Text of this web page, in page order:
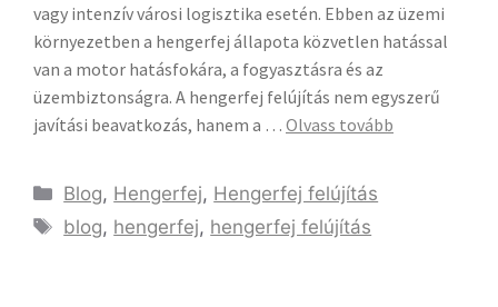
vagy intenzív városi logisztika esetén. Ebben az üzemi
környezetben a hengerfej állapota közvetlen hatással
van a motor hatásfokára, a fogyasztásra és az
üzembiztonságra. A hengerfej felújítás nem egyszerű
javítási beavatkozás, hanem a … Olvass tovább
Blog, Hengerfej, Hengerfej felújítás
blog, hengerfej, hengerfej felújítás